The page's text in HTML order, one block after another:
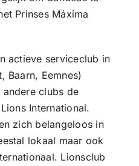
Prinses Máxima
actieve serviceclub in
Baarn, Eemnes)
clubs de
International.
zich belangeloos in
lokaal maar ook
Lionsclub